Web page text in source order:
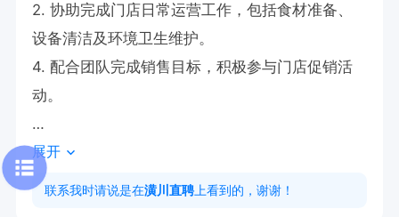
2. 协助完成门店日常运营工作，包括食材准备、
设备清洁及环境卫生维护。
4. 配合团队完成销售目标，积极参与门店促销活
动。
任职要求
1. 具备良好的职业素养与责任心，有餐饮或食品行
展开
联系我时请说是在潢川直聘 上看到的，谢谢！